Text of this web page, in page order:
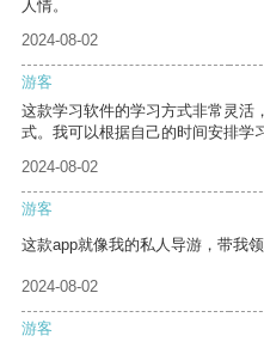
人情。
2024-08-02
游客
这款学习软件的学习方式非常灵活
式。我可以根据自己的时间安排学
2024-08-02
游客
这款app就像我的私人导游，带我
2024-08-02
游客